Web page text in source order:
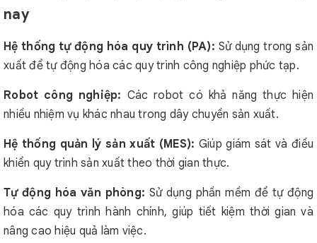
nay
Hệ thống tự động hóa quy trình (PA): Sử dụng trong sản
xuất để tự động hóa các quy trình công nghiệp phức tạp.
Robot công nghiệp: Các robot có khả năng thực hiện
nhiều nhiệm vụ khác nhau trong dây chuyền sản xuất.
Hệ thống quản lý sản xuất (MES): Giúp giám sát và điều
khiển quy trình sản xuất theo thời gian thực.
Tự động hóa văn phòng: Sử dụng phần mềm để tự động
hóa các quy trình hành chính, giúp tiết kiệm thời gian và
nâng cao hiệu quả làm việc.